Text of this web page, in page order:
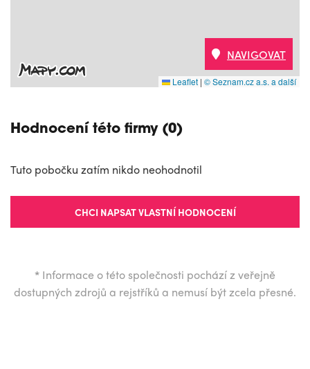
Leaflet | © Seznam.cz a.s. a další
NAVIGOVAT
Hodnocení této firmy (0)
Tuto pobočku zatím nikdo neohodnotil
CHCI NAPSAT VLASTNÍ HODNOCENÍ
* Informace o této společnosti pochází z veřejně
dostupných zdrojů a rejstříků a nemusí být zcela přesné.